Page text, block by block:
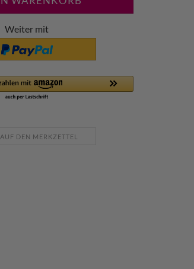
Weiter mit
AUF DEN MERKZETTEL